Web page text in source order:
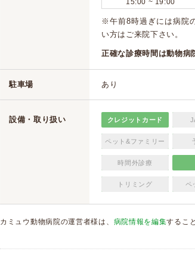
15:00 ~ 19:00
※午前8時過ぎには病院
い方はご来院下さい。
正確な診療時間は動物病
駐車場 あり
設備・取り扱い クレジットカード
ペット&ファミリー
時間外診療
トリミング ペ
カミュウ動物病院の運営者様は、 病院情報を編集するこ